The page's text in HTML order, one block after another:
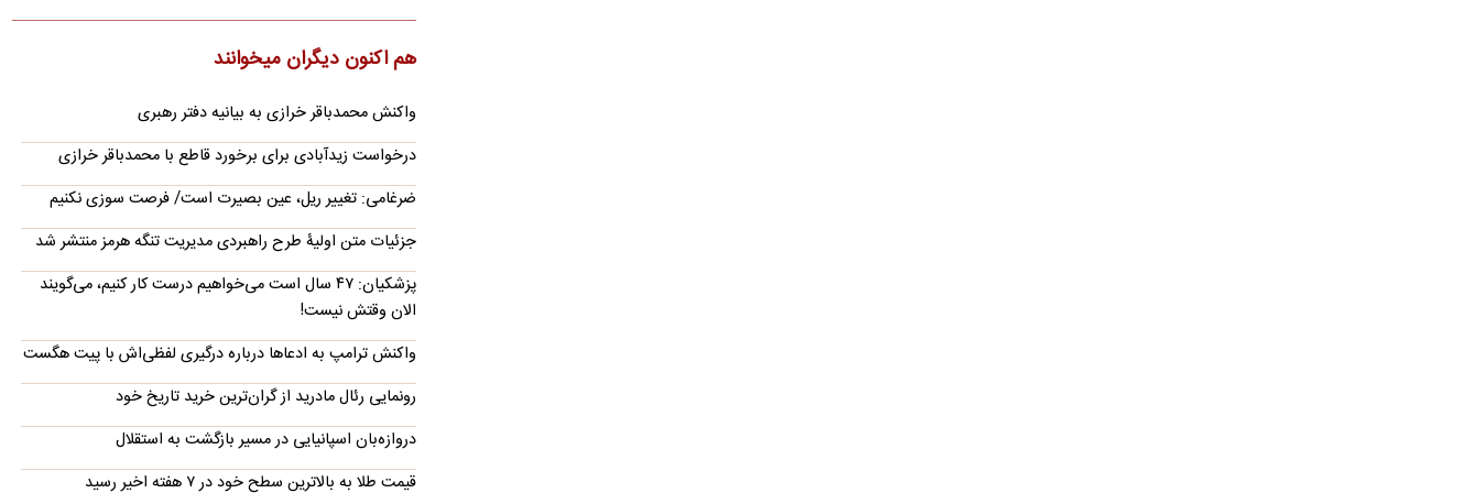
آموزش سربازان کره شمالی توسط ارتش روسیه
تصاویری در شبکه‌های اجتماعی منتشر شده که گفته می‌شود مربوط
به آموزش نیروهای جدید ارتش کره شمالی توسط روس‌ها برای
چین، نفت روسیه را جایگزین نفت عربستان کرد
شرکت سینوپک، بزرگ‌ترین پالایشگر نفت جهان، در پی کاهش عرضه
نفت از خاورمیانه، خرید نفت خام روسیه را برای تحویل در…
ادعای توافق تهران و مسقط برای بازگشایی تنگه هرمز؛
یک رسانه عربی به نقل از منابع آگاه مدعی شده تهران و مسقط بر
سر خطوط کلی بازگشایی تنگه هرمز به تفاهم رسیده‌اند و اعلام…
سفیر ایران در ژاپن:
فاجعه هیروشیما در حال تکرار است
سفیر ایران در توکیو، در مراسم یادبود کشته‌شدگان حمله اتمی به
هیروشیما (۶ آگوست ۱۹۴۵) درباره تکرار این فاجعه هشدار داد.
تکذیب شایعه معافیت سربازان فراری
هم اکنون دیگران میخوانند
واکنش محمدباقر خرازی به بیانیه دفتر رهبری
درخواست زیدآبادی برای برخورد قاطع با محمدباقر خرازی
ضرغامی: تغییر ریل، عین بصیرت است/ فرصت سوزی نکنیم
جزئیات متن اولیۀ طرح راهبردی مدیریت تنگه هرمز منتشر شد
پزشکیان: ۴۷ سال است می‌خواهیم درست کار کنیم، می‌گویند
الان وقتش نیست!
واکنش ترامپ به ادعاها درباره درگیری لفظی‌اش با پیت هگست
رونمایی رئال مادرید از گران‌ترین خرید تاریخ خود
دروازه‌بان اسپانیایی در مسیر بازگشت به استقلال
قیمت طلا به بالاترین سطح خود در ۷ هفته اخیر رسید